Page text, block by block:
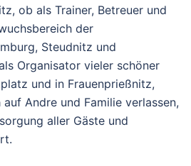
ob als Trainer, Betreuer und
der
Steudnitz und
Organisator vieler schöner
und in Frauenprießnitz,
Andre und Familie verlassen,
aller Gäste und